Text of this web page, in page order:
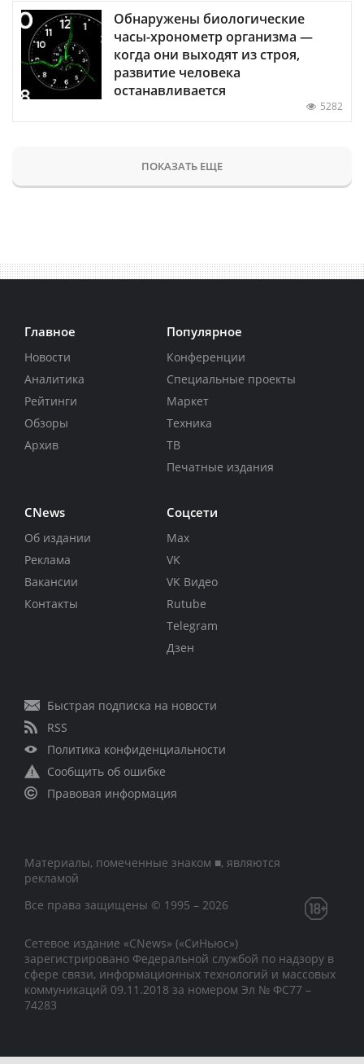
Обнаружены биологические
часы-хронометр организма —
когда они выходят из строя,
развитие человека
останавливается
5282
ПОКАЗАТЬ ЕЩЕ
Главное
Новости
Аналитика
Рейтинги
Обзоры
Архив
Популярное
Конференции
Специальные проекты
Маркет
Техника
ТВ
Печатные издания
CNews
Об издании
Реклама
Вакансии
Контакты
Соцсети
Max
VK
VK Видео
Rutube
Telegram
Дзен
Быстрая подписка на новости
RSS
Политика конфиденциальности
Сообщить об ошибке
Правовая информация
Материалы, помеченные знаком ■, являются
рекламой
Все права защищены © 1995 – 2026
Сетевое издание «CNews» («СиНьюс»)
зарегистрировано Федеральной службой по надзору в
сфере связи, информационных технологий и массовых
коммуникаций 09.11.2018 за номером Эл № ФС77 –
74283